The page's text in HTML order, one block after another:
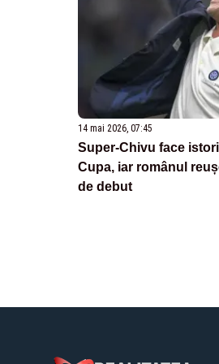
14 mai 2026, 07:45
Super-Chivu face
Cupa, iar românul
de debut